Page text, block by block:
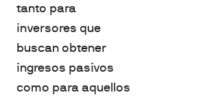
tanto para
inversores que
buscan obtener
ingresos pasivos
como para aquellos